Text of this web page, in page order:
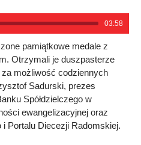
03:58
pamiątkowe medale z
Otrzymali je duszpasterze
możliwość codziennych
Sadurski, prezes
Spółdzielczego w
ewangelizacyjnej oraz
Portalu Diecezji Radomskiej.